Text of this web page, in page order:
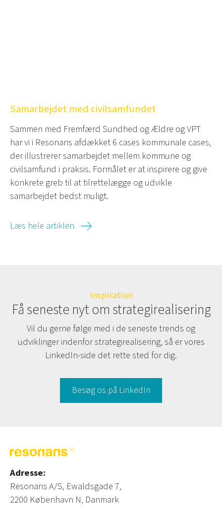
Samarbejdet med civilsamfundet
Sammen med Fremfærd Sundhed og Ældre og VPT
har vi i Resonans afdækket 6 cases kommunale cases,
der illustrerer samarbejdet mellem kommune og
civilsamfund i praksis. Formålet er at inspirere og give
konkrete greb til at tilrettelægge og udvikle
samarbejdet bedst muligt.
Læs hele artiklen
Inspiration
Få seneste nyt om strategirealisering
Vil du gerne følge med i de seneste trends og
udviklinger indenfor strategirealisering, så er vores
LinkedIn-side det rette sted for dig.
Besøg os på LinkedIn
Adresse:
Resonans A/S, Ewaldsgade 7,
2200 København N, Danmark